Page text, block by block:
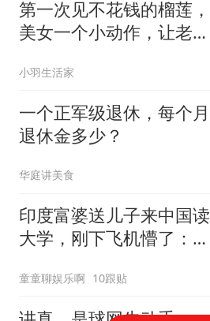
第一次见不花钱的榴莲，
美女一个小动作，让老板
小羽生活家
一个正军级退休，每个月
退休金多少？
华庭讲美食
印度富婆送儿子来中国读
大学，刚下飞机懵了：这
童童聊娱乐啊 10跟贴